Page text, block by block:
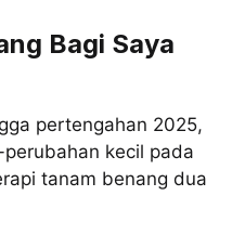
Bagi Saya
pertengahan 2025,
kecil pada
tanam benang dua